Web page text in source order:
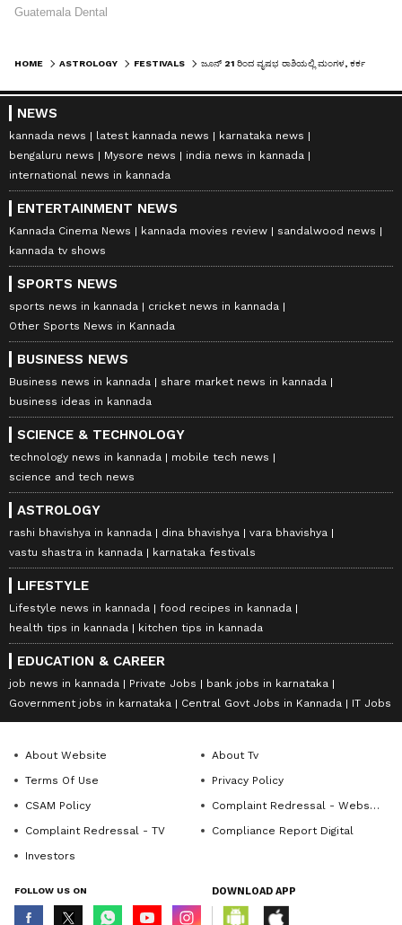
HOME ASTROLOGY FESTIVALS
NEWS
kannada news latest kannada news
karnataka news
bengaluru news
Mysore news
india news in kannada
international news in kannada
ENTERTAINMENT NEWS
Kannada Cinema News kannada movies review
sandalwood news
kannada tv shows
SPORTS NEWS
sports news in kannada
cricket news in kannada
Other Sports News in Kannada
BUSINESS NEWS
Business news in kannada
share market news in kannada
business ideas in kannada
SCIENCE & TECHNOLOGY
technology news in kannada
mobile tech news
science and tech news
ASTROLOGY
rashi bhavishya in kannada dina bhavishya
vara bhavishya
vastu shastra in kannada
karnataka festivals
LIFESTYLE
Lifestyle news in kannada
food recipes in kannada
health tips in kannada
kitchen tips in kannada
EDUCATION & CAREER
job news in kannada Private Jobs
bank jobs in karnataka
Government jobs in karnataka
Central Govt Jobs in Kannada IT Jobs
About Website
About Tv
Terms Of Use
Privacy Policy
CSAM Policy
Complaint Redressal - Website
Complaint Redressal - TV
Compliance Report Digital
Investors
FOLLOW US ON DOWNLOAD APP